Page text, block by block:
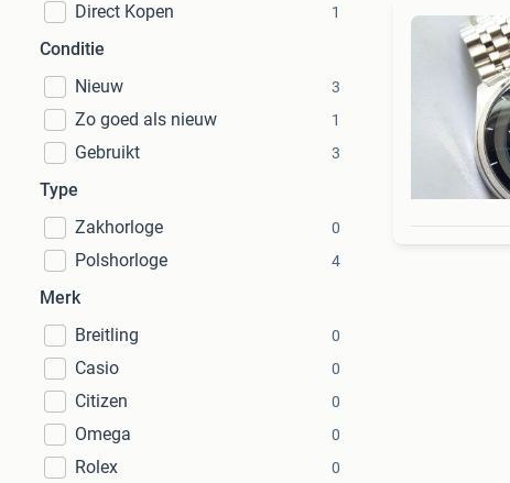
Direct Kopen
1
Conditie
Nieuw
3
Zo goed als nieuw 1
Gebruikt 3
Type
Zakhorloge
0
Polshorloge 4
Merk
Breitling
0
Casio 0
Citizen 0
Omega 0
Rolex 0